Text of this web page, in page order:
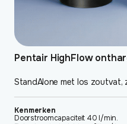
Pentair HighFlow
StandAlone met los zoutvat,
Kenmerken
Doorstroomcapaciteit 40 l/min.